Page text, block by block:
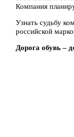
Компания
Узнать судьбу
российской
Дорога обувь –